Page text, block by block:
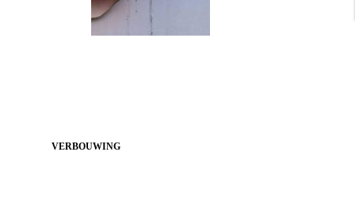
VERBOUWING